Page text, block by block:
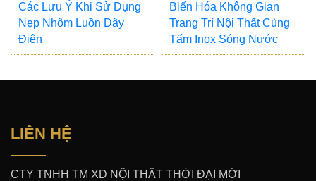
Các Lưu Ý Khi Sử Dụng
Nẹp Nhôm Luồn Dây
Điện
Biến Hóa Không Gian
Trang Trí Nội Thất Cùng
Tấm Inox Sóng Nước
LIÊN HỆ
CTY TNHH TM XD NỘI THẤT THỜI ĐẠI MỚI